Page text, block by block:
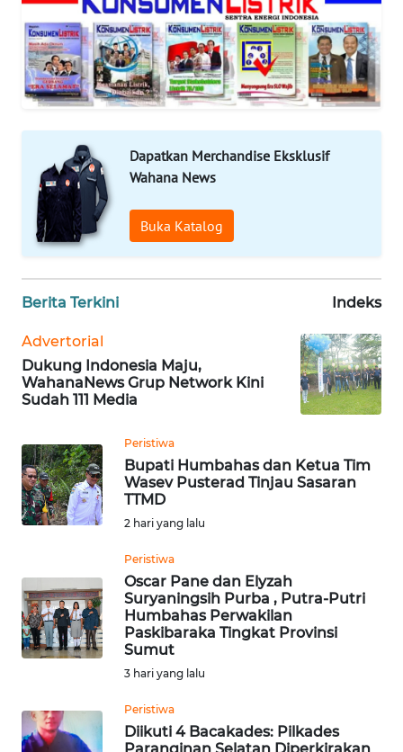
Dapatkan Merchandise Eksklusif
Wahana News
Buka Katalog
Berita Terkini Indeks
Advertorial
Dukung Indonesia Maju,
WahanaNews Grup Network Kini
Sudah 111 Media
Peristiwa
Bupati Humbahas dan Ketua Tim
Wasev Pusterad Tinjau Sasaran
TTMD
2 hari yang lalu
Peristiwa
Oscar Pane dan Elyzah
Suryaningsih Purba , Putra-Putri
Humbahas Perwakilan
Paskibaraka Tingkat Provinsi
Sumut
3 hari yang lalu
Peristiwa
Diikuti 4 Bacakades: Pilkades
WN
SUMUT
WN
JAKARTA
WN
JABAR
WN
BANTEN
WN
WN
KEPRI
WN
PAPUA
WN
PAPUA
WN
RIAU
WN
WN
JAMBI